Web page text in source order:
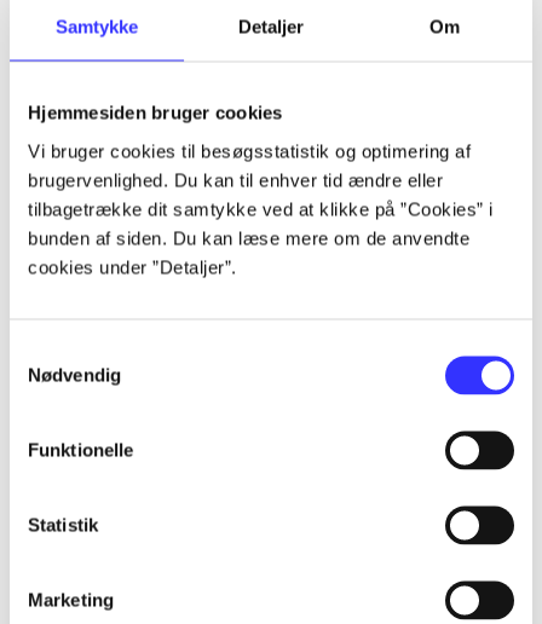
Samtykke Detaljer Om
Hjemmesiden bruger cookies
Vi bruger cookies til besøgsstatistik og optimering af
brugervenlighed. Du kan til enhver tid ændre eller
tilbagetrække dit samtykke ved at klikke på ”Cookies” i
bunden af siden. Du kan læse mere om de anvendte
cookies under ”Detaljer”.
Nødvendig
Funktionelle
Statistik
Marketing
Artikler
...
...
...
...